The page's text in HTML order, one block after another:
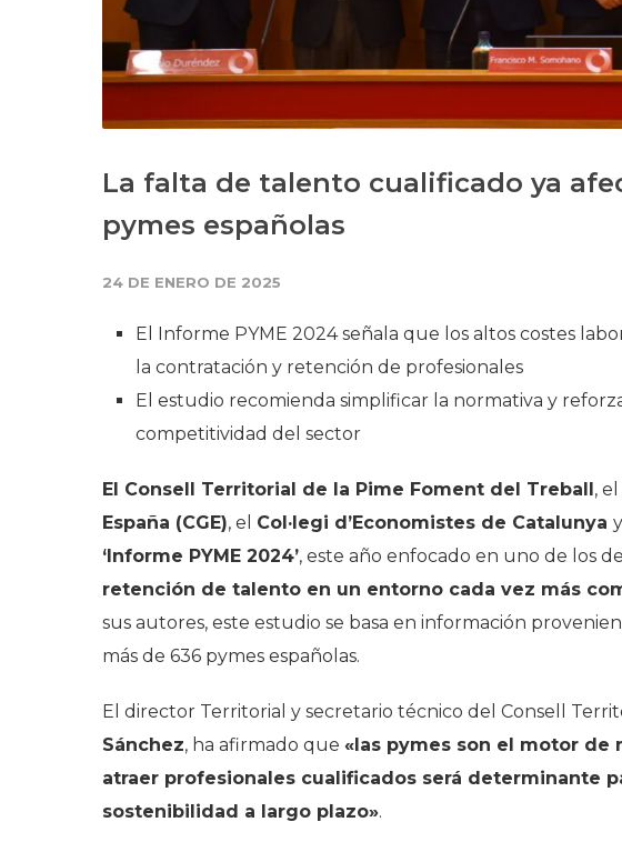
La falta de talento cualificado ya
pymes españolas
24 DE ENERO DE 2025
El Informe PYME 2024 señala que los altos costes
la contratación y retención de profesionales
El estudio recomienda simplificar la normativa y
competitividad del sector
El Consell Territorial de la Pime Foment del Treball, el
España (CGE), el Col·legi d’Economistes de Catalunya y
‘Informe PYME 2024’, este año enfocado en uno de los
retención de talento en un entorno cada vez más
sus autores, este estudio se basa en información
más de 636 pymes españolas.
El director Territorial y secretario técnico del Consell
Sánchez, ha afirmado que «las pymes son el motor de
atraer profesionales cualificados será determinante
sostenibilidad a largo plazo».